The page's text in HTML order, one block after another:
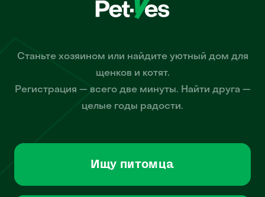
Станьте хозяином или найдите уютный дом для
щенков и котят.
Регистрация — всего две минуты. Найти друга —
целые годы радости.
Ищу питомца